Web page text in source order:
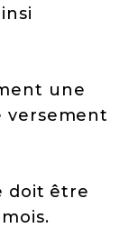
une
versement
doit être